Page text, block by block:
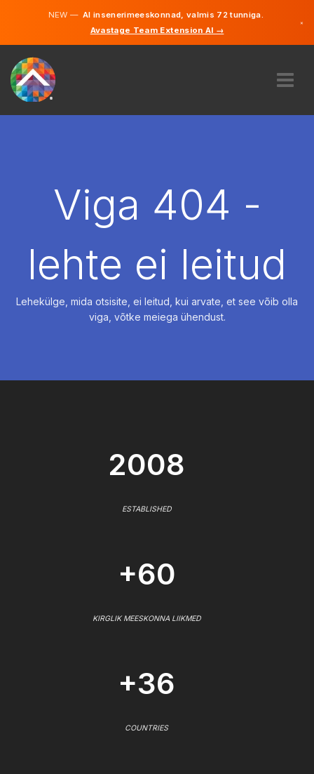
NEW —AI insenerimeeskonnad, valmis 72 tunniga.
Avastage Team Extension AI →
×
PALKAMAViga 404 -
lehte ei leitud
Lehekülge, mida otsisite, ei leitud, kui arvate, et see võib olla
viga, võtke meiega ühendust.
2008
ESTABLISHED
+60
KIRGLIK MEESKONNA LIIKMED
+36
COUNTRIES